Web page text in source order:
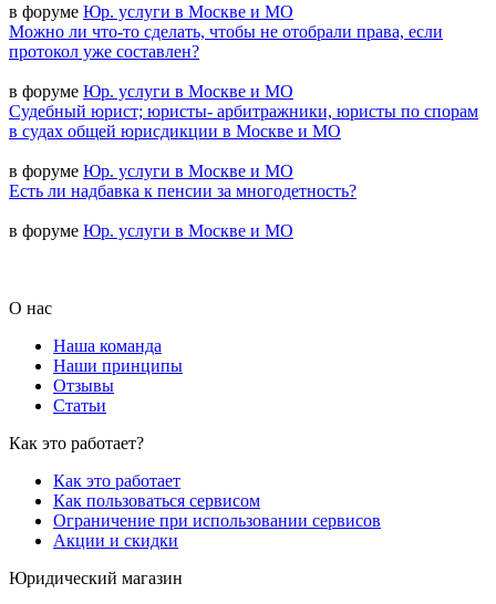
в форуме Юр. услуги в Москве и МО
Можно ли что-то сделать, чтобы не отобрали права, если
протокол уже составлен?
в форуме Юр. услуги в Москве и МО
Судебный юрист; юристы- арбитражники, юристы по спорам
в судах общей юрисдикции в Москве и МО
в форуме Юр. услуги в Москве и МО
Есть ли надбавка к пенсии за многодетность?
в форуме Юр. услуги в Москве и МО
О нас
Наша команда
Наши принципы
Отзывы
Статьи
Как это работает?
Как это работает
Как пользоваться сервисом
Ограничение при использовании сервисов
Акции и скидки
Юридический магазин